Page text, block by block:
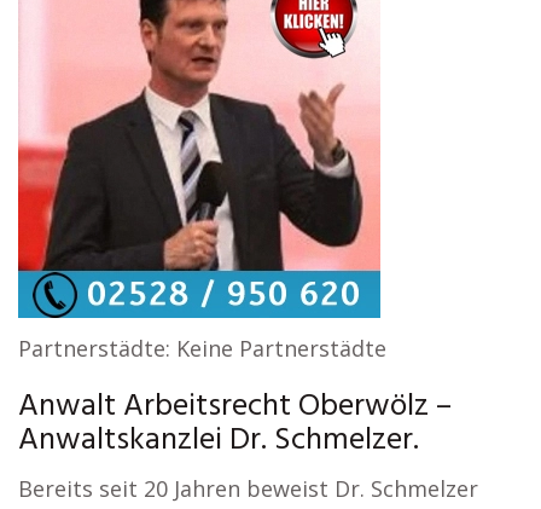
Partnerstädte: Keine Partnerstädte
Anwalt Arbeitsrecht Oberwölz –
Anwaltskanzlei Dr. Schmelzer.
Bereits seit 20 Jahren beweist Dr. Schmelzer